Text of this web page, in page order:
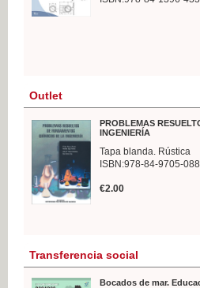
Outlet
PROBLEMAS
INGENIERÍA
Tapa blanda. Rústica
ISBN:978-84-9705-
€2.00
Transferencia social
Bocados de mar.